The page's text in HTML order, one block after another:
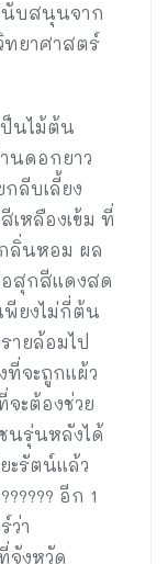
นับสนุนจาก
ทยาศาสตร์
นไม้ต้น
นดอกยาว
ลีบเลี้ยง
เหลืองเข้ม ที่
ลิ่นหอม ผล
อสุกสีแดงสด
พียงไม่กี่ต้น
ยล้อมไป
ที่จะถูกแผ้ว
ะต้องช่วย
นรุ่นหลังได้
ะรัตน์แล้ว
อีก 1
ว่า
จังหวัด